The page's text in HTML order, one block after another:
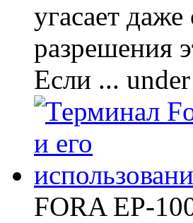
угасает
разрешения
Если ... under
FORA EP-